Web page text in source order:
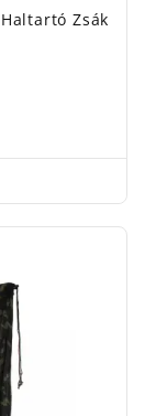
Zsák